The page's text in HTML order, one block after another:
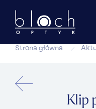
Strona główna
Klip